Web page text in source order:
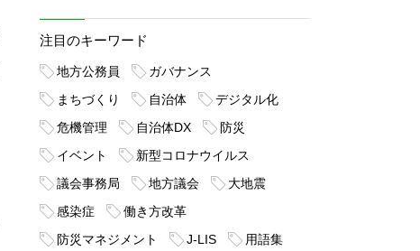
注目のキーワード
地方公務員
ガバナンス
まちづくり
自治体
デジタル化
危機管理
自治体DX
防災
イベント
新型コロナウイルス
議会事務局
地方議会
大地震
感染症
働き方改革
防災マネジメント
J-LIS
用語集